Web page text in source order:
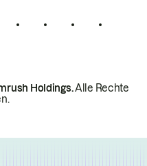
Holdings.Alle Rechte